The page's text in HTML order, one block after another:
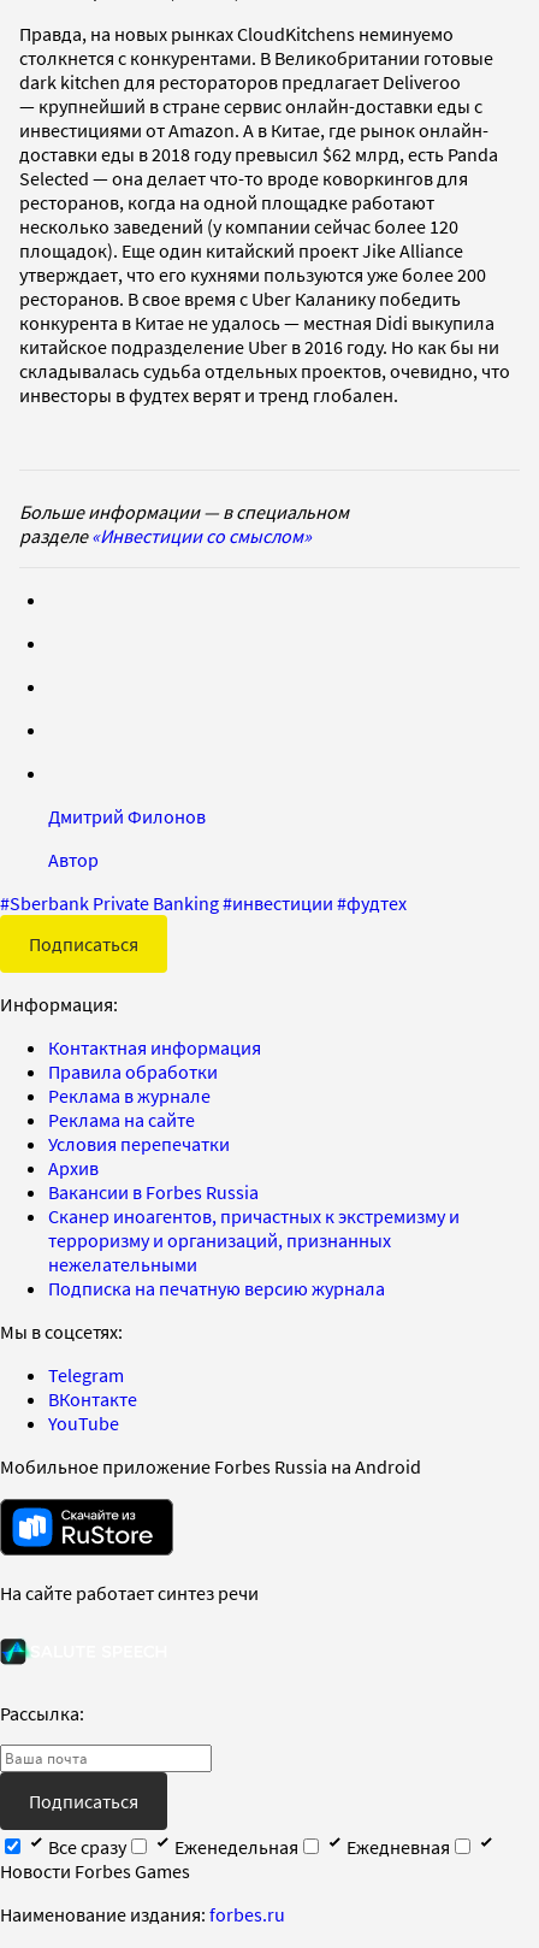
Правда, на новых рынках CloudKitchens неминуемо
столкнется с конкурентами. В Великобритании готовые
dark kitchen для рестораторов предлагает Deliveroo
— крупнейший в стране сервис онлайн-доставки еды с
инвестициями от Amazon. А в Китае, где рынок онлайн-
доставки еды в 2018 году превысил $62 млрд, есть Panda
Selected — она делает что-то вроде коворкингов для
ресторанов, когда на одной площадке работают
несколько заведений (у компании сейчас более 120
площадок). Еще один китайский проект Jike Alliance
утверждает, что его кухнями пользуются уже более 200
ресторанов. В свое время с Uber Каланику победить
конкурента в Китае не удалось — местная Didi выкупила
китайское подразделение Uber в 2016 году. Но как бы ни
складывалась судьба отдельных проектов, очевидно, что
инвесторы в фудтех верят и тренд глобален.
Больше информации — в специальном
разделе«Инвестиции со смыслом»
Дмитрий Филонов
Автор
#Sberbank Private Banking#инвестиции #фудтех
Подписаться
Информация:
Контактная информация
Правила обработки
Реклама в журнале
Реклама на сайте
Условия перепечатки
Архив
Вакансии в Forbes Russia
Сканер иноагентов, причастных к экстремизму и
терроризму и организаций, признанных
нежелательными
Подписка на печатную версию журнала
Мы в соцсетях:
Telegram
ВКонтакте
YouTube
Мобильное приложение Forbes Russia на Android
На сайте работает синтез речи
Рассылка:
Подписаться
Все сразу
Еженедельная
Ежедневная
Новости Forbes Games
Наименование издания: forbes.ru